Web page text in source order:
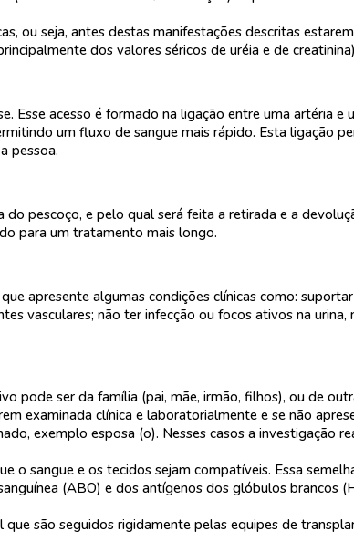
ou seja, antes destas manifestações descritas
dos valores séricos de uréia e de
Esse acesso é formado na ligação entre uma artéria
um fluxo de sangue mais rápido. Esta ligação
pessoa.
pescoço, e pelo qual será feita a retirada e a
para um tratamento mais longo.
apresente algumas condições clínicas como:
vasculares; não ter infecção ou focos ativos na
pode ser da família (pai, mãe, irmão, filhos), ou de
examinada clínica e laboratorialmente e se não
exemplo esposa (o). Nesses casos a investigação
sangue e os tecidos sejam compatíveis. Essa
(ABO) e dos antígenos dos glóbulos brancos
são seguidos rigidamente pelas equipes de